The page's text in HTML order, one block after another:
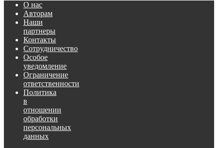
О нас
Авторам
Наши
партнеры
Контакты
Сотрудничество
Особое
уведомление
Ограничение
ответственности
Политика
в
отношении
обработки
персональных
данных